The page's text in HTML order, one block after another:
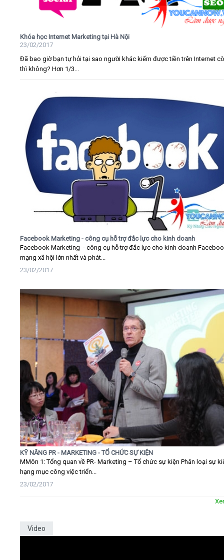
Khóa học Internet Marketing tại Hà Nội
23/02/2017
Đã bao giờ bạn tự hỏi tại sao người khác kiếm được tiền trên Internet
thì không? Hơn 1/3...
Facebook Marketing - công cụ hỗ trợ đắc lực cho kinh doanh
Facebook Marketing - công cụ hỗ trợ đắc lực cho kinh doanh
mạng xã hội lớn nhất và phát...
23/02/2017
KỸ NĂNG PR - MARKETING - TỔ CHỨC SỰ KIỆN
MMôn 1: Tổng quan về PR- Marketing – Tổ chức sự kiện Phân loại sự
hạng mục công việc triển...
23/02/2017
Video